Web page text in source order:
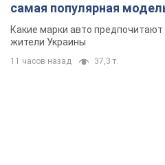
самая популярная
Какие марки авто
жители Украины
11 часов назад 37,3 т.